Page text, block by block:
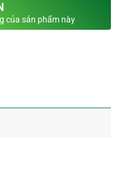
của sản phẩm này